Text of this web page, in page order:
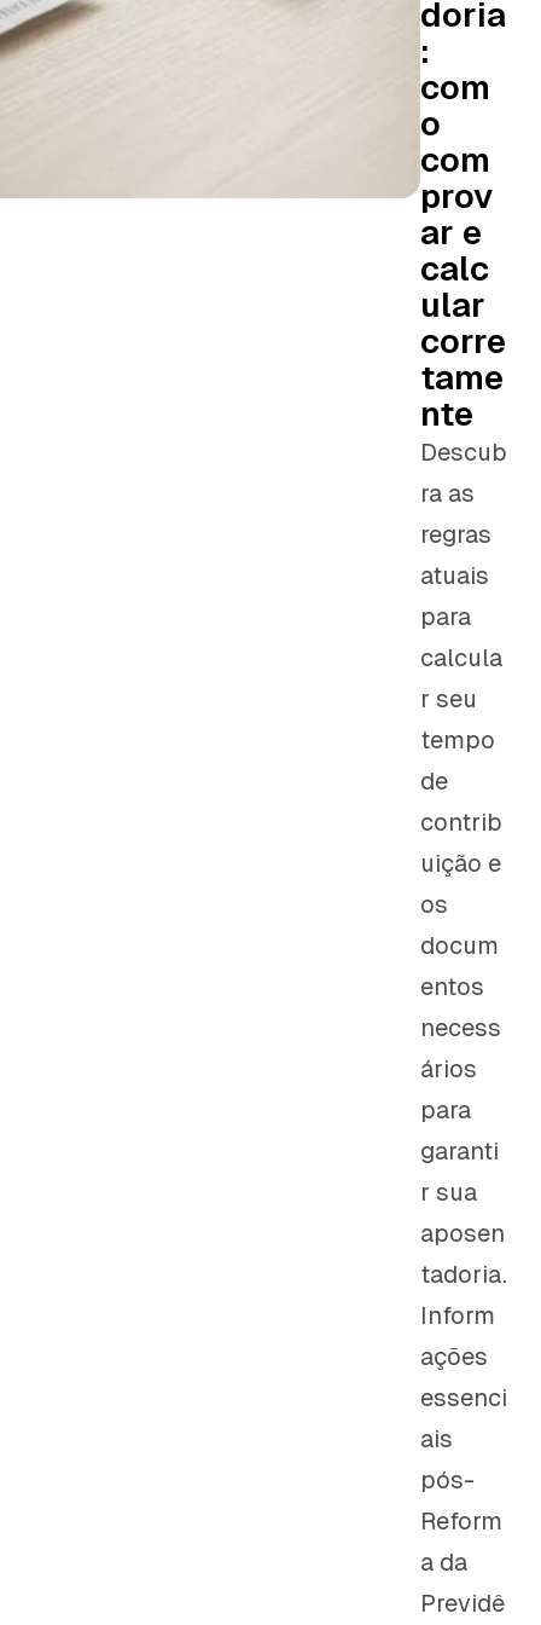
doria
:
com
o
com
prov
ar e
calc
ular
corre
tame
nte
Descub
ra as
regras
atuais
para
calcula
r seu
tempo
de
contrib
uição e
os
docum
entos
necess
ários
para
garanti
r sua
aposen
tadoria.
Inform
ações
essenci
ais
pós-
Reform
a da
Previdê